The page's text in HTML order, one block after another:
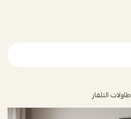
طاولات التلفاز